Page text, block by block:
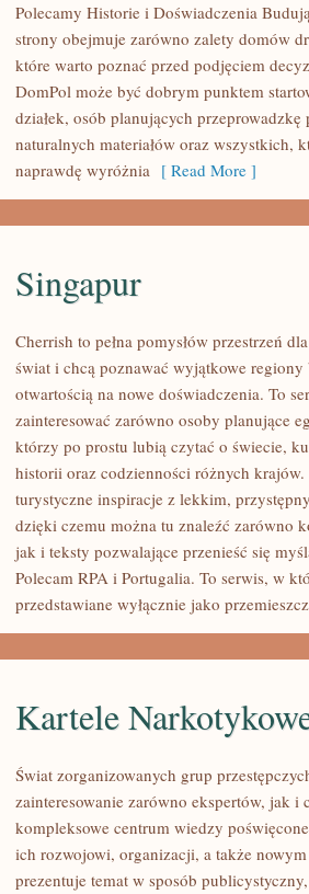
WNĘTRZA
WYKOŃCZENIA
Polecamy Historie i Doświadczenia
strony obejmuje zarówno zalety domów
które warto poznać przed podjęciem
DomPol może być dobrym punktem
działek, osób planujących
naturalnych materiałów oraz wszystkich,
naprawdę wyróżnia [ Read More ]
SINGAPUR
Singapur
Cherrish to pełna pomysłów przestrzeń
świat i chcą poznawać wyjątkowe
otwartością na nowe doświadczenia. To
zainteresować zarówno osoby planujące
którzy po prostu lubią czytać o świecie,
historii oraz codzienności różnych krajów.
turystyczne inspiracje z lekkim,
dzięki czemu można tu znaleźć zarówno
jak i teksty pozwalające przenieść się
Polecam RPA i Portugalia. To serwis, w
przedstawiane wyłącznie jako
Kartele
Świat zorganizowanych grup
zainteresowanie zarówno ekspertów, jak i
kompleksowe centrum wiedzy
ich rozwojowi, organizacji, a także
prezentuje temat w sposób